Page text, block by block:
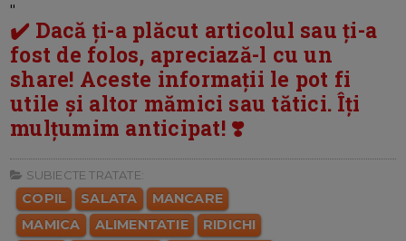
"
✔️ Dacă ți-a plăcut articolul sau ți-a
fost de folos, apreciază-l cu un
share! Aceste informații le pot fi
utile și altor mămici sau tătici. Îți
mulțumim anticipat! ❣️
SUBIECTE TRATATE:
COPIL SALATA
MANCARE
MAMICA
ALIMENTATIE
RIDICHI